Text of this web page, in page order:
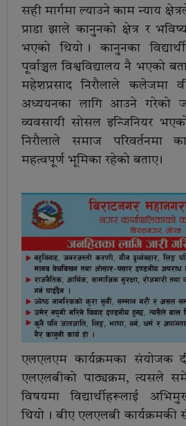
सही मार्गमा ल्याउने काम न्याय
प्राडा झाले कानुनको क्षेत्र र
भएको थियो । कानुनका
पूर्वाञ्चल विश्वविद्यालय नै भएको
महेशप्रसाद निरौलाले कलेजमा
अध्ययनका लागि आउने गरेको
व्यवसायी सोसल इन्जिनियर
निरौलाले समाज परिवर्तनमा
महत्वपूर्ण भूमिका रहेको बताए ।
एलएलएम कार्यक्रमका संयोजक
एलएलबीको पाठ्यक्रम, त्यसले
विषयमा विद्यार्थीहरूलाई
थियो । बीए एलएलबी कार्यक्रमकी